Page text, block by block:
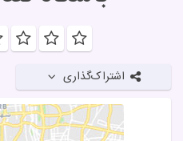
اشتراک‌گذاری